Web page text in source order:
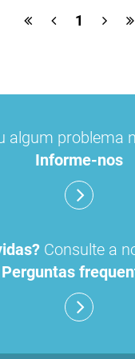
buclizina
emergência
1
algum problema
Informe-nos
Consulte a
Perguntas